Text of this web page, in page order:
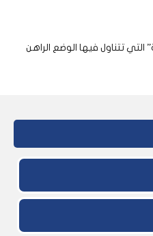
تتناول فيها الوضع الراهن